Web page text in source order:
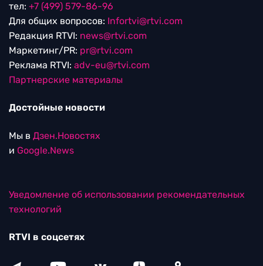
тел: +7 (499) 579-86-96
Для общих вопросов: Infortvi@rtvi.com
Редакция RTVI: news@rtvi.com
Маркетинг/PR: pr@rtvi.com
Реклама RTVI: adv-eu@rtvi.com
Партнерские материалы
Достойные новости
Мы в Дзен.Новостях
и Google.News
Уведомление об использовании рекомендательных
технологий
RTVI в соцсетях